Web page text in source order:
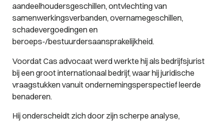
aandeelhoudersgeschillen, ontvlechting van
samenwerkingsverbanden, overnamegeschillen,
schadevergoedingen en
beroeps-/bestuurdersaansprakelijkheid.
Voordat Cas advocaat werd werkte hij als bedrijfsjurist
bij een groot internationaal bedrijf, waar hij juridische
vraagstukken vanuit ondernemingsperspectief leerde
benaderen.
Hij onderscheidt zich door zijn scherpe analyse,